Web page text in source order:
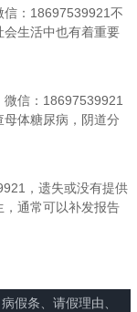
信：18697539921不
生活中也有着重要
信：18697539921
体糖尿病，阴道分
，遗失或没有提供
通常可以补发报告
假条、请假理由、